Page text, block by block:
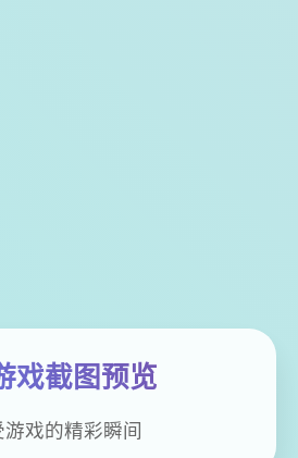
戏截图预览
游戏的精彩瞬间